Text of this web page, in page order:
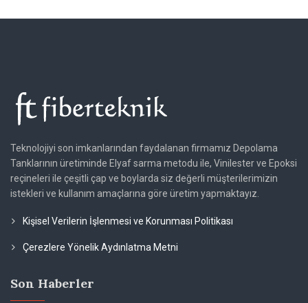
Teknolojiyi son imkanlarından faydalanan firmamız Depolama
Tanklarının üretiminde Elyaf sarma metodu ile, Vinilester ve Epoksi
reçineleri ile çeşitli çap ve boylarda siz değerli müşterilerimizin
istekleri ve kullanım amaçlarına göre üretim yapmaktayız.
Kişisel Verilerin İşlenmesi ve Korunması Politikası
Çerezlere Yönelik Aydınlatma Metni
Son Haberler